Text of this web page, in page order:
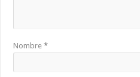
Nombre*